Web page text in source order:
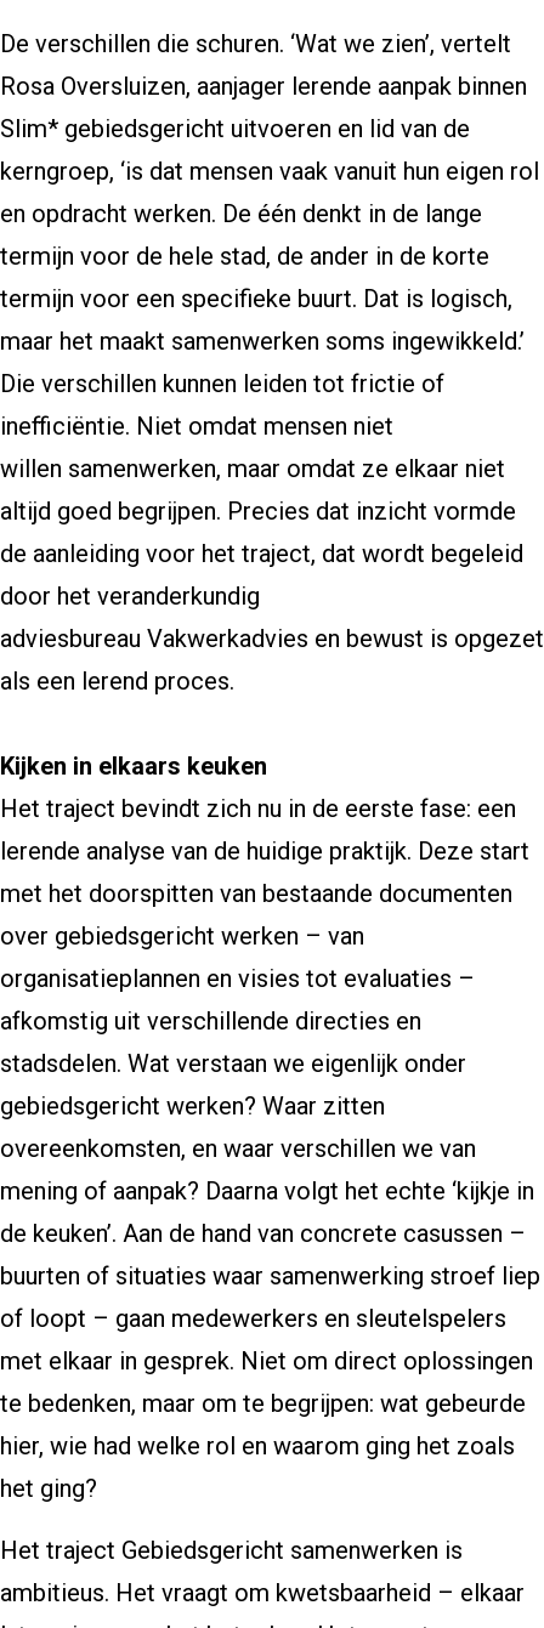
De verschillen die schuren. ‘Wat we zien’, vertelt
Rosa Oversluizen, aanjager lerende aanpak binnen
Slim* gebiedsgericht uitvoeren en lid van de
kerngroep, ‘is dat mensen vaak vanuit hun eigen rol
en opdracht werken. De één denkt in de lange
termijn voor de hele stad, de ander in de korte
termijn voor een specifieke buurt. Dat is logisch,
maar het maakt samenwerken soms ingewikkeld.’
Die verschillen kunnen leiden tot frictie of
inefficiëntie. Niet omdat mensen niet
willen samenwerken, maar omdat ze elkaar niet
altijd goed begrijpen. Precies dat inzicht vormde
de aanleiding voor het traject, dat wordt begeleid
door het veranderkundig
adviesbureau Vakwerkadvies en bewust is opgezet
als een lerend proces.
Kijken in elkaars keuken
Het traject bevindt zich nu in de eerste fase: een
lerende analyse van de huidige praktijk. Deze start
met het doorspitten van bestaande documenten
over gebiedsgericht werken – van
organisatieplannen en visies tot evaluaties –
afkomstig uit verschillende directies en
stadsdelen. Wat verstaan we eigenlijk onder
gebiedsgericht werken? Waar zitten
overeenkomsten, en waar verschillen we van
mening of aanpak? Daarna volgt het echte ‘kijkje in
de keuken’. Aan de hand van concrete casussen –
buurten of situaties waar samenwerking stroef liep
of loopt – gaan medewerkers en sleutelspelers
met elkaar in gesprek. Niet om direct oplossingen
te bedenken, maar om te begrijpen: wat gebeurde
hier, wie had welke rol en waarom ging het zoals
het ging?
Het traject Gebiedsgericht samenwerken is
ambitieus. Het vraagt om kwetsbaarheid – elkaar